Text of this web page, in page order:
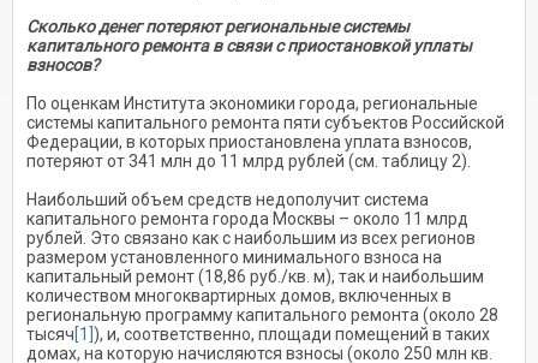
Сколько денег потеряют региональные системы
капитального ремонта в связи с приостановкой уплаты
взносов?
По оценкам Института экономики города, региональные
системы капитального ремонта пяти субъектов Российской
Федерации, в которых приостановлена уплата взносов,
потеряют от 341 млн до 11 млрд рублей (см. таблицу 2).
Наибольший объем средств недополучит система
капитального ремонта города Москвы – около 11 млрд
рублей. Это связано как с наибольшим из всех регионов
размером установленного минимального взноса на
капитальный ремонт (18,86 руб./кв. м), так и наибольшим
количеством многоквартирных домов, включенных в
региональную программу капитального ремонта (около 28
тысяч[1] ), и, соответственно, площади помещений в таких
домах, на которую начисляются взносы (около 250 млн кв.